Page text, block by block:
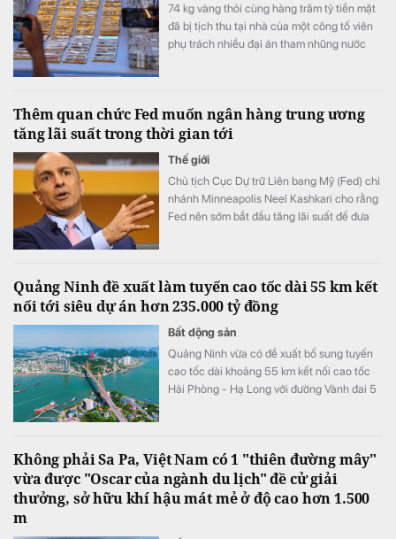
74 kg vàng thỏi cùng hàng trăm tỷ tiền mặt
đã bị tịch thu tại nhà của một công tố viên
phụ trách nhiều đại án tham nhũng nước
Thêm quan chức Fed muốn ngân hàng trung ương
tăng lãi suất trong thời gian tới
Thế giới
Chủ tịch Cục Dự trữ Liên bang Mỹ (Fed) chi
nhánh Minneapolis Neel Kashkari cho rằng
Fed nên sớm bắt đầu tăng lãi suất để đưa
Quảng Ninh đề xuất làm tuyến cao tốc dài 55 km kết
nối tới siêu dự án hơn 235.000 tỷ đồng
Bất động sản
Quảng Ninh vừa có đề xuất bổ sung tuyến
cao tốc dài khoảng 55 km kết nối cao tốc
Hải Phòng - Hạ Long với đường Vành đai 5
Không phải Sa Pa, Việt Nam có 1 "thiên đường mây"
vừa được "Oscar của ngành du lịch" đề cử giải
thưởng, sở hữu khí hậu mát mẻ ở độ cao hơn 1.500
m